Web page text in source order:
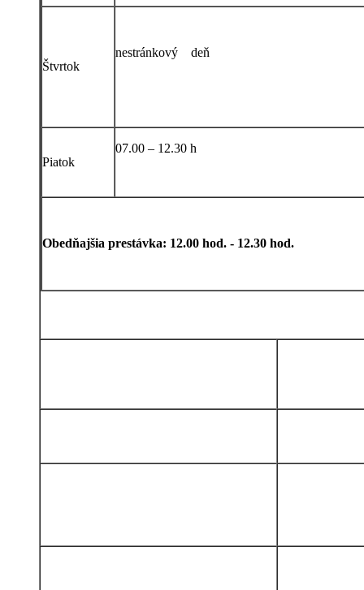
Štvrtok
nestránkový deň
Piatok
07.00 – 12.30 h
Obedňajšia prestávka: 12.00 hod. - 12.30 hod.